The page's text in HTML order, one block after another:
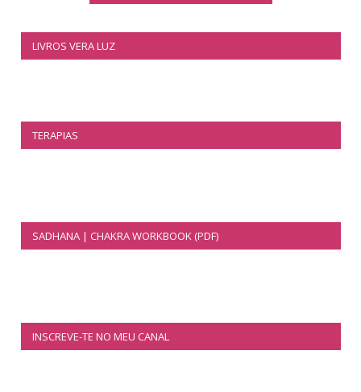
LIVROS VERA LUZ
TERAPIAS
SADHANA | CHAKRA WORKBOOK (PDF)
INSCREVE-TE NO MEU CANAL